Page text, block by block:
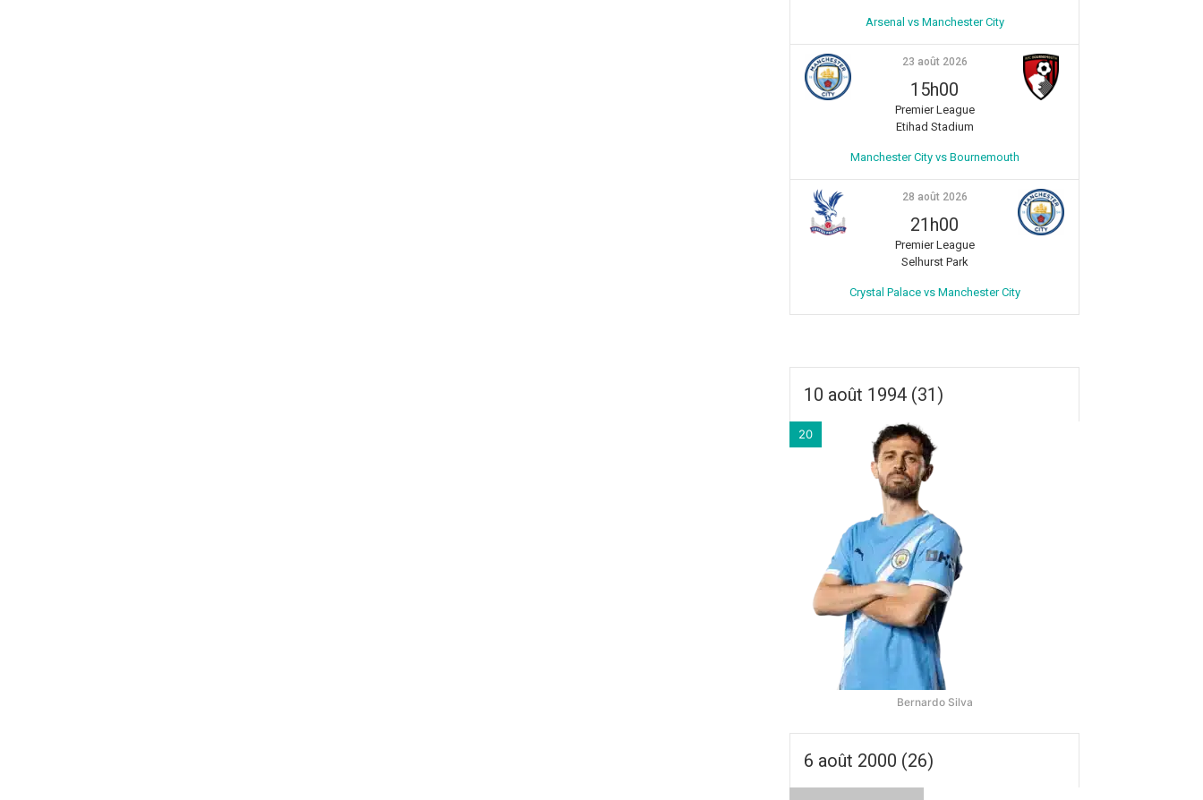
Arsenal vs Manchester City
23 août 2026
15h00
Premier League
Etihad Stadium
Manchester City vs Bournemouth
28 août 2026
21h00
Premier League
Selhurst Park
Crystal Palace vs Manchester City
10 août 1994 (31)
20
Bernardo Silva
6 août 2000 (26)